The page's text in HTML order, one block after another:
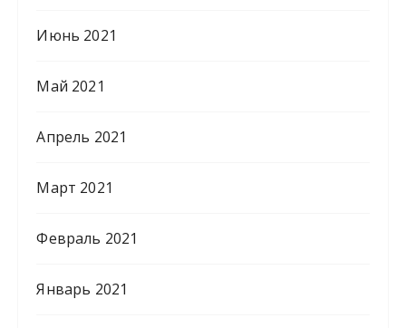
Июнь 2021
Май 2021
Апрель 2021
Март 2021
Февраль 2021
Январь 2021